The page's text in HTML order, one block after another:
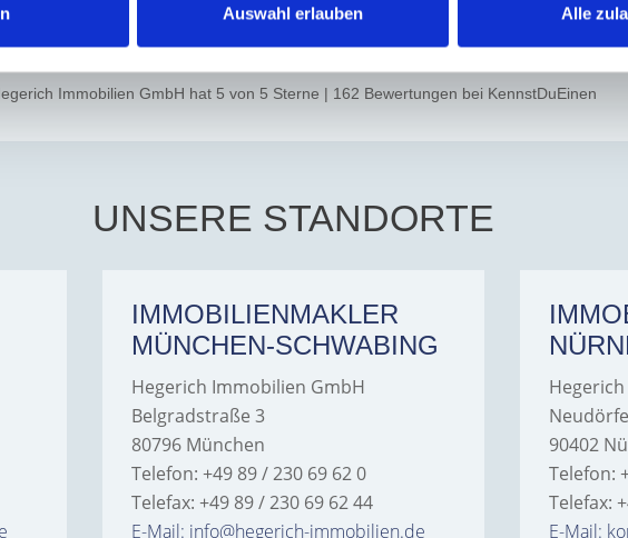
Auswahl erlauben Alle
Immobilien GmbH hat 5 von 5 Sterne | 162 Bewertungen bei KennstDuEinen
UNSERE STANDORTE
IMMOBILIENMAKLER
MÜNCHEN-SCHWABING
Hegerich Immobilien GmbH
Belgradstraße 3
80796 München
Telefon: +49 89 / 230 69 62 0
Telefax: +49 89 / 230 69 62 44
E-Mail: info@hegerich-immobilien.de
90402
Telefon:
Telefax:
E-Mail: